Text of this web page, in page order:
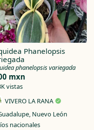
Phanelopsis
phanelopsis variegada
mxn
vistas
VIVERO LA RANA
Nuevo León
nacionales